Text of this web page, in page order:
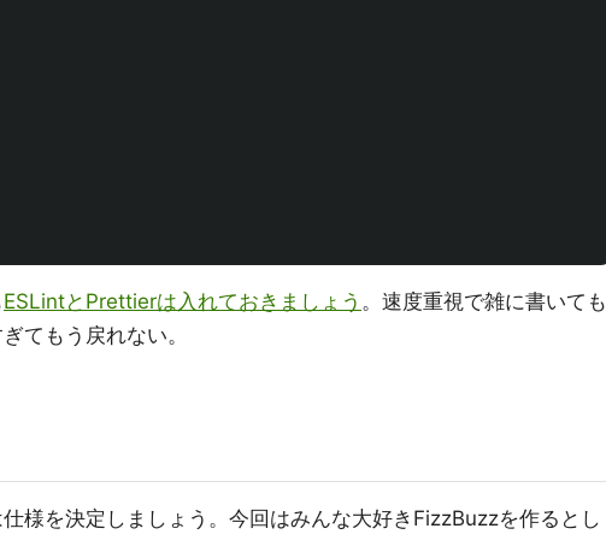
ESLintとPrettierは入れておきましょう 。速度重視で雑に書いても
てもう戻れない。
様を決定しましょう。今回はみんな大好きFizzBuzzを作るとし